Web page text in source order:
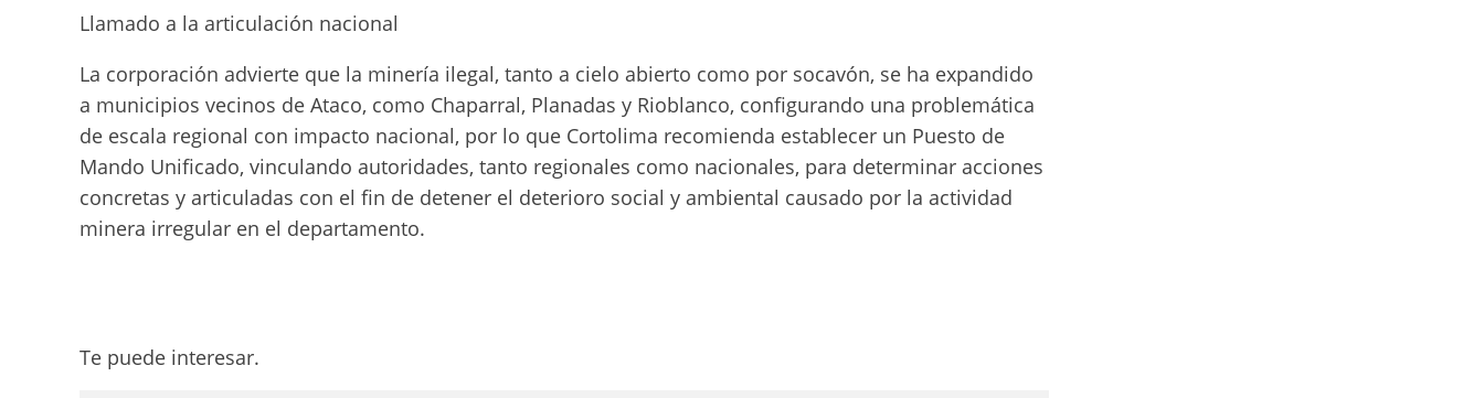
Llamado a la articulación nacional
La corporación advierte que la minería ilegal, tanto a cielo abierto como por socavón, se ha expandido
a municipios vecinos de Ataco, como Chaparral, Planadas y Rioblanco, configurando una problemática
de escala regional con impacto nacional, por lo que Cortolima recomienda establecer un Puesto de
Mando Unificado, vinculando autoridades, tanto regionales como nacionales, para determinar acciones
concretas y articuladas con el fin de detener el deterioro social y ambiental causado por la actividad
minera irregular en el departamento.
Te puede interesar.